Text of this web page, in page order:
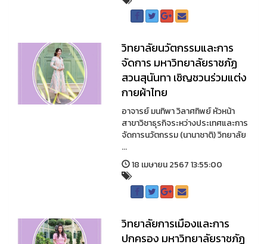
วิทยาลัยนวัตกรรมและการ
จัดการ มหาวิทยาลัยราชภัฏ
สวนสุนันทา เชิญชวนร่วมแต่ง
กายผ้าไทย
อาจารย์ มนทิพา วิลาศทิพย์ หัวหน้า
สาขาวิชาธุรกิจระหว่างประเทศและการ
จัดการนวัตกรรม (นานาชาติ) วิทยาลัย
...
18 เมษายน 2567 13:55:00
วิทยาลัยการเมืองและการ
ปกครอง มหาวิทยาลัยราชภัฏ